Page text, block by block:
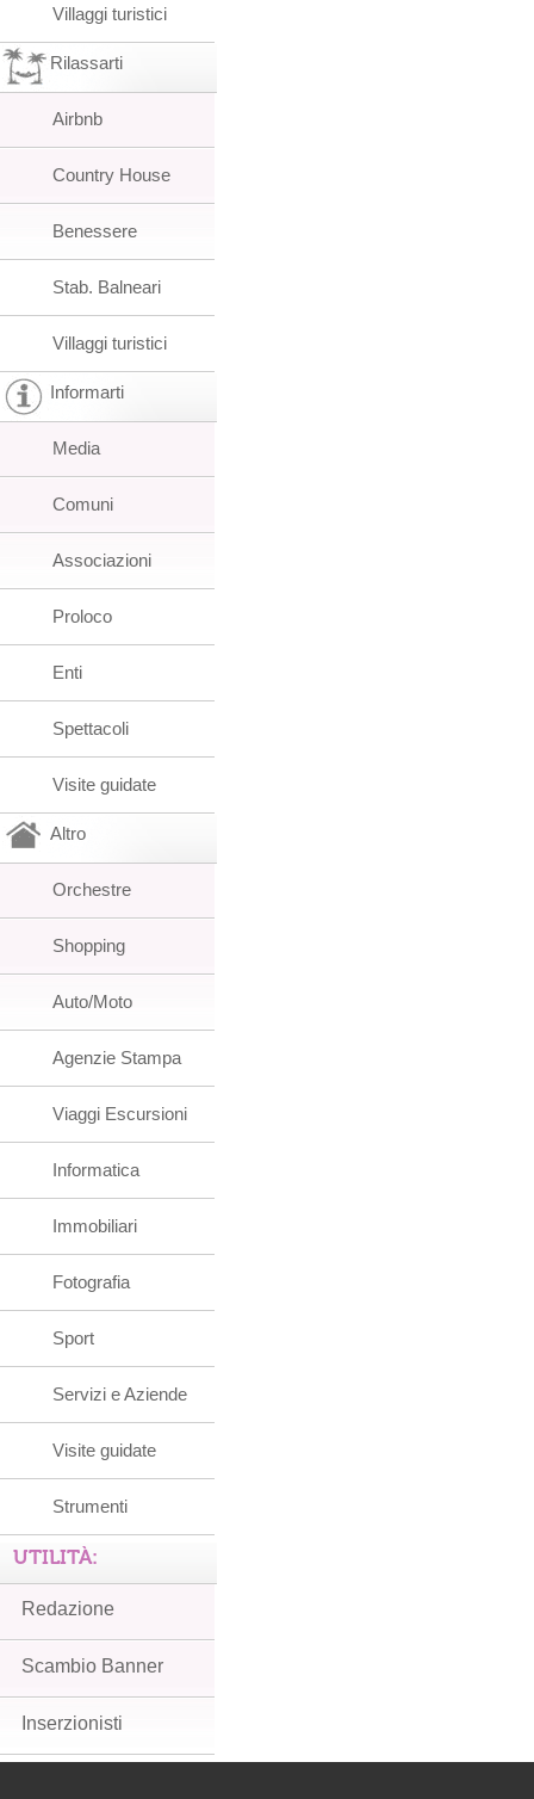
Villaggi turistici
Rilassarti
Airbnb
Country House
Benessere
Stab. Balneari
Villaggi turistici
Informarti
Media
Comuni
Associazioni
Proloco
Enti
Spettacoli
Visite guidate
Altro
Orchestre
Shopping
Auto/Moto
Agenzie Stampa
Viaggi Escursioni
Informatica
Immobiliari
Fotografia
Sport
Servizi e Aziende
Visite guidate
Strumenti
UTILITÀ:
Redazione
Scambio Banner
Inserzionisti